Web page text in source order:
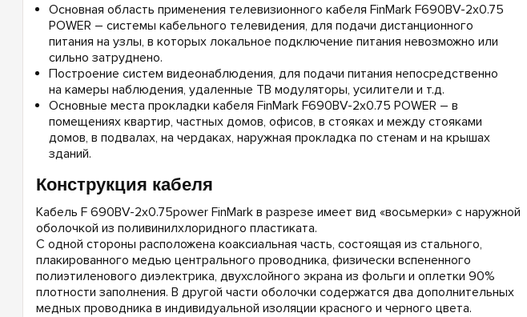
Основная область применения телевизионного кабеля FinMark F690BV-2x0.75
POWER – системы кабельного телевидения, для подачи дистанционного
питания на узлы, в которых локальное подключение питания невозможно или
сильно затруднено.
Построение систем видеонаблюдения, для подачи питания непосредственно
на камеры наблюдения, удаленные ТВ модуляторы, усилители и т.д.
Основные места прокладки кабеля FinMark F690BV-2x0.75 POWER – в
помещениях квартир, частных домов, офисов, в стояках и между стояками
домов, в подвалах, на чердаках, наружная прокладка по стенам и на крышах
зданий.
Конструкция кабеля
Кабель F 690BV-2x0.75power FinMark в разрезе имеет вид «восьмерки» с наружной
оболочкой из поливинилхлоридного пластиката.
С одной стороны расположена коаксиальная часть, состоящая из стального,
плакированного медью центрального проводника, физически вспененного
полиэтиленового диэлектрика, двухслойного экрана из фольги и оплетки 90%
плотности заполнения. В другой части оболочки содержатся два дополнительных
медных проводника в индивидуальной изоляции красного и черного цвета.